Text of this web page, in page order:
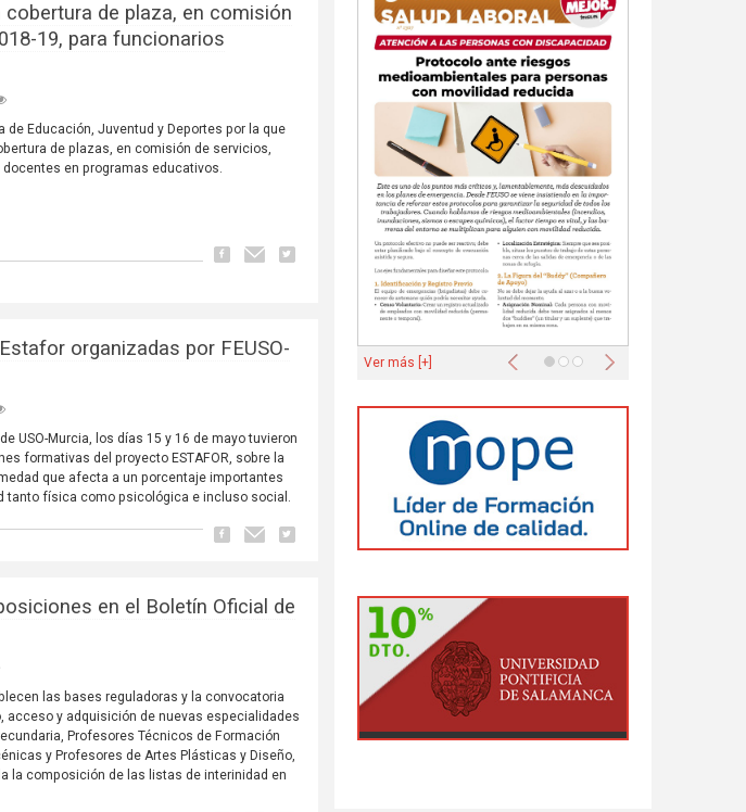
de plaza, en comisión
19, para funcionarios
de Educación, Juventud y Deportes por la que
de plazas, en comisión de servicios,
en programas educativos.
organizadas por FEUSO-
USO-Murcia, los días 15 y 16 de mayo tuvieron
formativas del proyecto ESTAFOR, sobre la
que afecta a un porcentaje importantes
tanto física como psicológica e incluso social.
en el Boletín Oficial de
las bases reguladoras y la convocatoria
y adquisición de nuevas especialidades
Profesores Técnicos de Formación
y Profesores de Artes Plásticas y Diseño,
la composición de las listas de interinidad en
Anterior Siguiente
Ver más [+]